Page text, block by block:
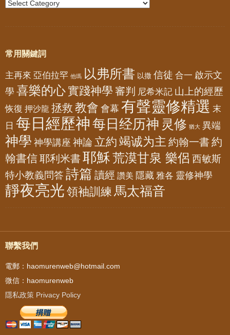
常用關鍵詞
主再來 亞伯拉罕 他瑪 以弗所書 以撒 信徒 合一 啟示文
學 喜樂的心實踐神學 審判 尼希米記 山上的經歷
恢復 押沙龍 拯救 教會 會幕 有聲靈修精選 末
日 每日經歷神 每日经历神 灵修 猶大 異端
神學 神學講座 神論 立約 竭诚为主 約翰一書 約
翰書信耶利米書 耶穌荒漠甘泉 樂侶 西敏斯
特小教義問答詩篇 讀經 讚美 隱藏 雅各 靈修神學
靜夜亮光 領袖訓練 馬太福音
聯繫我們
電郵：haomurenweb@hotmail.com
微信：haomurenweb
隱私政策 Privacy Policy